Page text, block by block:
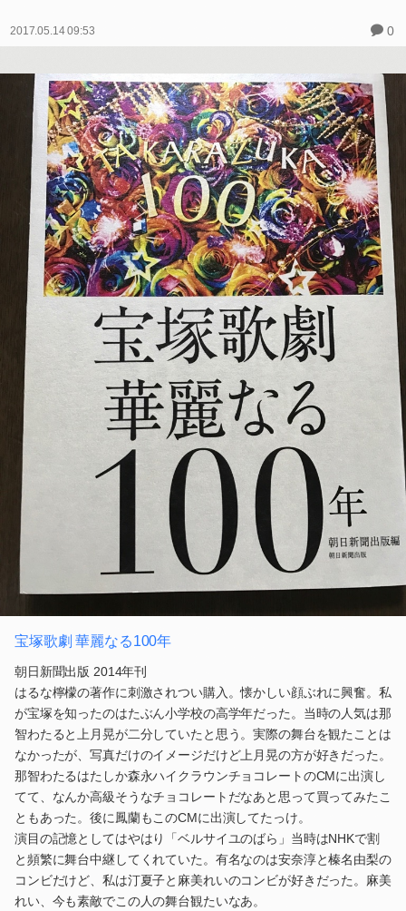
2017.05.14 09:53 0
宝塚歌劇 華麗なる100年
朝日新聞出版 2014年刊
はるな檸檬の著作に刺激されつい購入。懐かしい顔ぶれに興奮。私
が宝塚を知ったのはたぶん小学校の高学年だった。当時の人気は那
智わたると上月晃が二分していたと思う。実際の舞台を観たことは
なかったが、写真だけのイメージだけど上月晃の方が好きだった。
那智わたるはたしか森永ハイクラウンチョコレートのCMに出演し
てて、なんか高級そうなチョコレートだなあと思って買ってみたこ
ともあった。後に鳳蘭もこのCMに出演してたっけ。
演目の記憶としてはやはり「ベルサイユのばら」当時はNHKで割
と頻繁に舞台中継してくれていた。有名なのは安奈淳と榛名由梨の
コンビだけど、私は汀夏子と麻美れいのコンビが好きだった。麻美
れい、今も素敵でこの人の舞台観たいなあ。